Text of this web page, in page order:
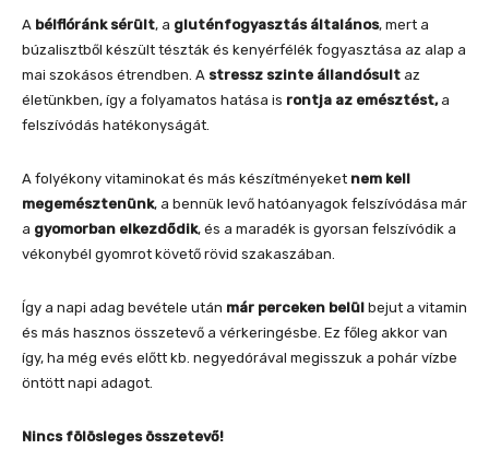
A bélflóránk sérült, a gluténfogyasztás általános, mert a
búzalisztből készült tészták és kenyérfélék fogyasztása az alap a
mai szokásos étrendben. A stressz szinte állandósult az
életünkben, így a folyamatos hatása is rontja az emésztést,a
felszívódás hatékonyságát.
A folyékony vitaminokat és más készítményeket nem kell
megemésztenünk, a bennük levő hatóanyagok felszívódása már
a gyomorban elkezdődik, és a maradék is gyorsan felszívódik a
vékonybél gyomrot követő rövid szakaszában.
Így a napi adag bevétele után már perceken belül bejut a vitamin
és más hasznos összetevő a vérkeringésbe. Ez főleg akkor van
így, ha még evés előtt kb. negyedórával megisszuk a pohár vízbe
öntött napi adagot.
Nincs fölösleges összetevő!